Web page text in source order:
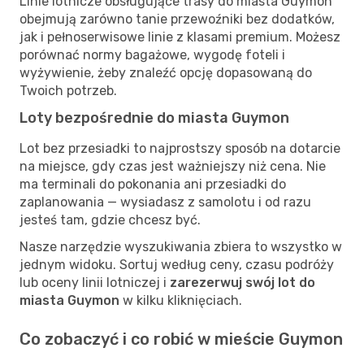
obejmują zarówno tanie przewoźniki bez dodatków,
jak i pełnoserwisowe linie z klasami premium. Możesz
porównać normy bagażowe, wygodę foteli i
wyżywienie, żeby znaleźć opcję dopasowaną do
Twoich potrzeb.
Loty bezpośrednie do miasta Guymon
Lot bez przesiadki to najprostszy sposób na dotarcie
na miejsce, gdy czas jest ważniejszy niż cena. Nie
ma terminali do pokonania ani przesiadki do
zaplanowania — wysiadasz z samolotu i od razu
jesteś tam, gdzie chcesz być.
Nasze narzędzie wyszukiwania zbiera to wszystko w
jednym widoku. Sortuj według ceny, czasu podróży
lub oceny linii lotniczej i zarezerwuj swój lot do
miasta Guymon w kilku kliknięciach.
Co zobaczyć i co robić w mieście Guymon